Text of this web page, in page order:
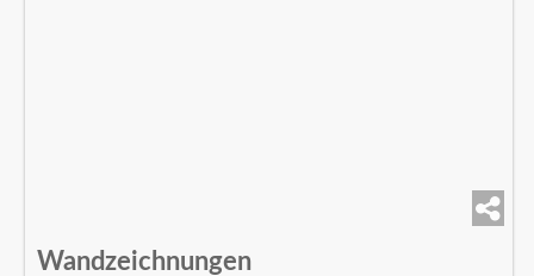
Wandzeichnungen